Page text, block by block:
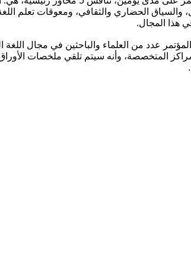
والسياق الحضاري والثقافي، ومعوقات تعلم
هذا المجال.
عدد من العلماء والباحثين في مجال اللغة
المتخصصة، وأنه سيتم تلقي ملخصات الأوراق